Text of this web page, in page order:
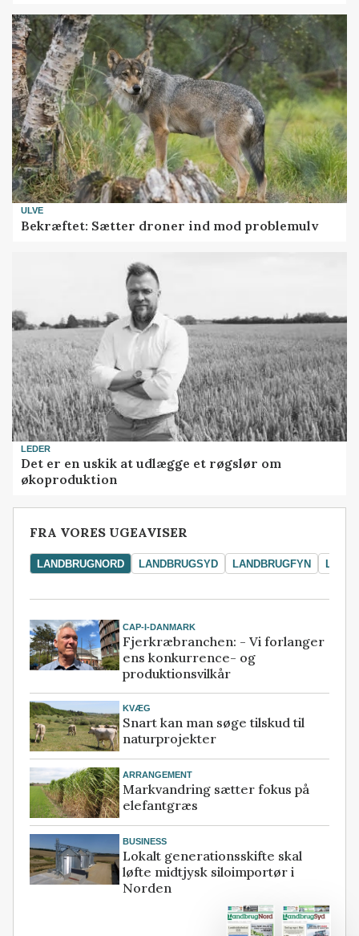
ULVE
Bekræftet: Sætter droner ind mod problemulv
LEDER
Det er en uskik at udlægge et røgslør om
økoproduktion
FRA VORES UGEAVISER
LANDBRUGNORD LANDBRUGSYD LANDBRUGFYN
CAP-I-DANMARK
Fjerkræbranchen: - Vi forlanger
ens konkurrence- og
produktionsvilkår
KVÆG
Snart kan man søge tilskud til
naturprojekter
ARRANGEMENT
Markvandring sætter fokus på
elefantgræs
BUSINESS
Lokalt generationsskifte skal
løfte midtjysk siloimportør i
Norden